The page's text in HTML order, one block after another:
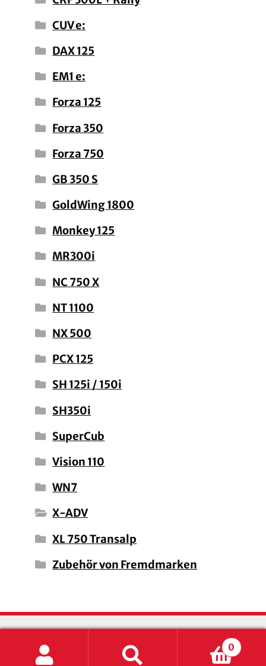
CUV e:
DAX 125
EM1 e:
Forza 125
Forza 350
Forza 750
GB 350 S
GoldWing 1800
Monkey 125
MR300i
NC 750 X
NT 1100
NX 500
PCX 125
SH 125i / 150i
SH350i
SuperCub
Vision 110
WN7
X-ADV
XL 750 Transalp
Zubehör von Fremdmarken
0